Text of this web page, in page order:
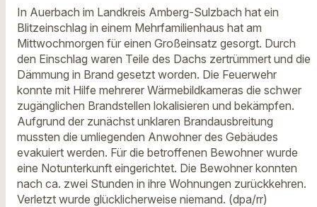
In Auerbach im Landkreis Amberg-Sulzbach hat ein
Blitzeinschlag in einem Mehrfamilienhaus hat am
Mittwochmorgen für einen Großeinsatz gesorgt. Durch
den Einschlag waren Teile des Dachs zertrümmert und die
Dämmung in Brand gesetzt worden. Die Feuerwehr
konnte mit Hilfe mehrerer Wärmebildkameras die schwer
zugänglichen Brandstellen lokalisieren und bekämpfen.
Aufgrund der zunächst unklaren Brandausbreitung
mussten die umliegenden Anwohner des Gebäudes
evakuiert werden. Für die betroffenen Bewohner wurde
eine Notunterkunft eingerichtet. Die Bewohner konnten
nach ca. zwei Stunden in ihre Wohnungen zurückkehren.
Verletzt wurde glücklicherweise niemand. (dpa/rr)